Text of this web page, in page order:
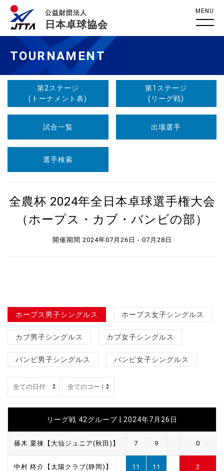
公益財団法人
日本卓球協会
MENU
TOURNAMENT
第2ステージ
(トーナメント表)
第1ステージ
(リーグ戦)
試合一覧 出場選手
選手検索
全農杯 2024年全日本卓球選手権大会
（ホープス・カブ・バンビの部）
開催期間 2024年07月26日 - 07月28日
ホープス男子シングルス ホープス女子シングルス
カブ男子シングルス カブ女子シングルス
バンビ男子シングルス バンビ女子シングルス
リーグ戦 42グループ | 2024年7月26日
篠木 稟徠【大仙ジュニア(秋田)】 7 9 0
中村 柊介【太陽クラブ(静岡)】 11 11 2